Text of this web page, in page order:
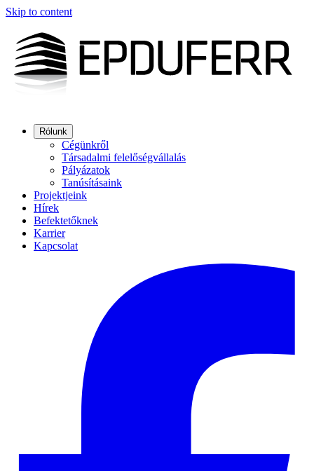
Skip to content
Rólunk
Cégünkről
Társadalmi felelőségvállalás
Pályázatok
Tanúsításaink
Projektjeink
Hírek
Befektetőknek
Karrier
Kapcsolat